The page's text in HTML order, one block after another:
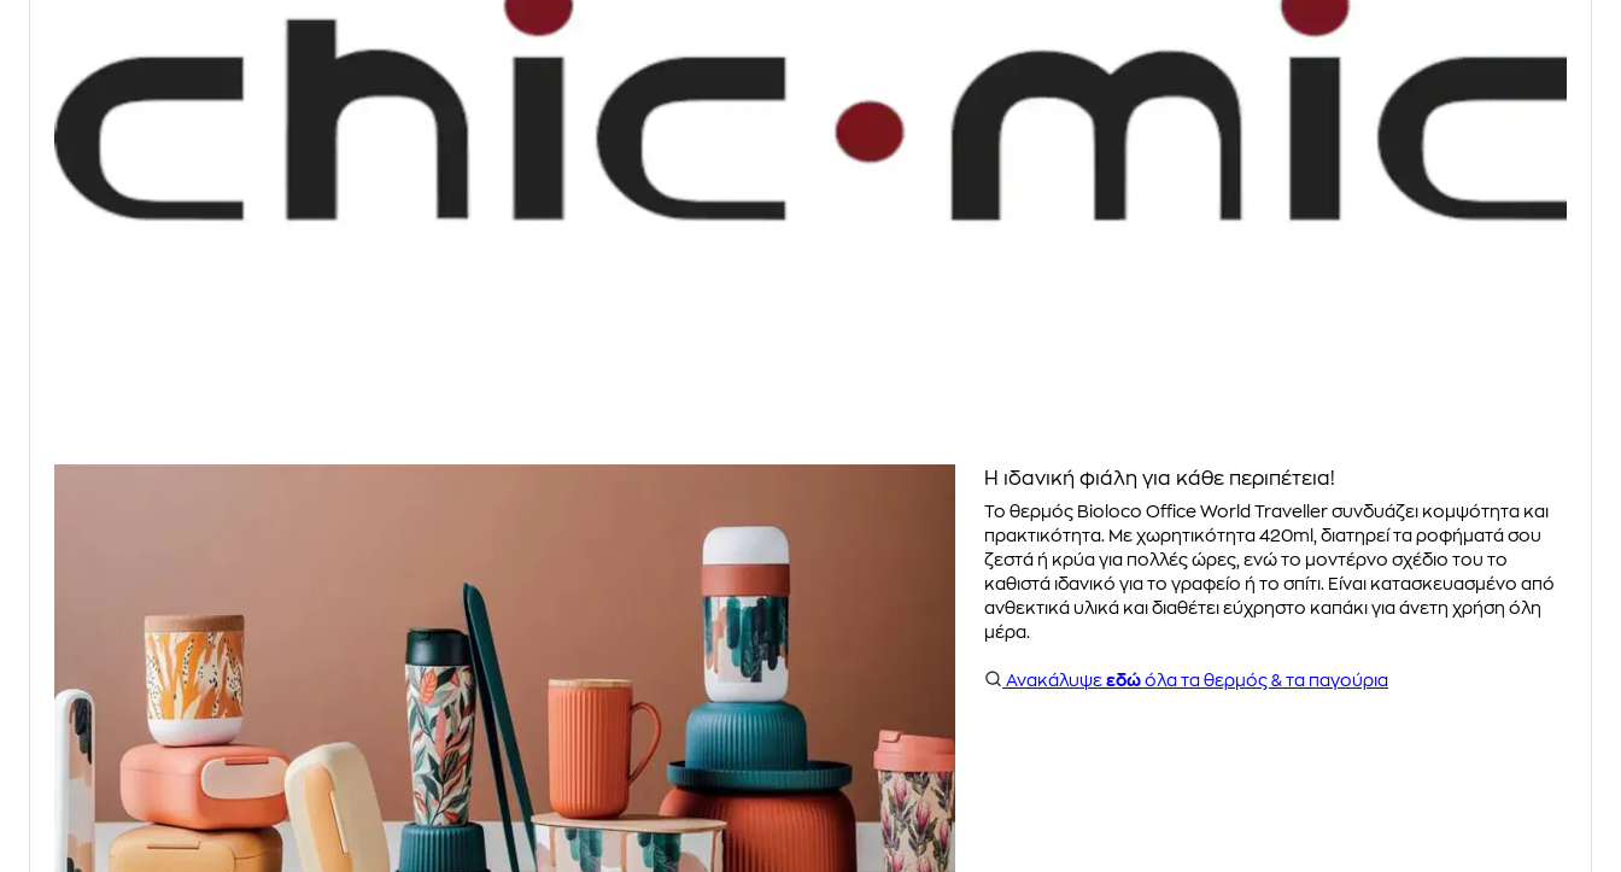
Η ιδανική φιάλη για κάθε περιπέτεια!
Το θερμός Bioloco Office World Traveller συνδυάζει κομψότητα και
πρακτικότητα. Με χωρητικότητα 420ml, διατηρεί τα ροφήματά σου
ζεστά ή κρύα για πολλές ώρες, ενώ το μοντέρνο σχέδιο του το
καθιστά ιδανικό για το γραφείο ή το σπίτι. Είναι κατασκευασμένο από
ανθεκτικά υλικά και διαθέτει εύχρηστο καπάκι για άνετη χρήση όλη
μέρα.
Ανακάλυψε εδώ όλα τα θερμός & τα παγούρια